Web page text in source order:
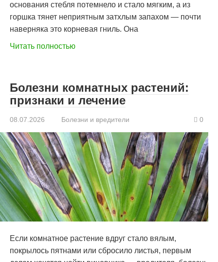
основания стебля потемнело и стало мягким, а из
горшка тянет неприятным затхлым запахом — почти
наверняка это корневая гниль. Она
Читать полностью
Болезни комнатных растений:
признаки и лечение
08.07.2026 Болезни и вредители 0
Если комнатное растение вдруг стало вялым,
покрылось пятнами или сбросило листья, первым